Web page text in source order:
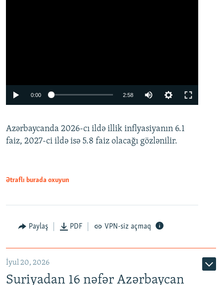
Auto
0:00 2:58
360p
480p
Azərbaycanda 2026-cı ildə illik inflyasiyanın 6.1
faiz, 2027-ci ildə isə 5.8 faiz olacağı gözlənilir.
Ətraflı burada oxuyun
Paylaş PDF VPN-siz açmaq
İyul 20, 2026
Suriyadan 16 nəfər Azərbaycan